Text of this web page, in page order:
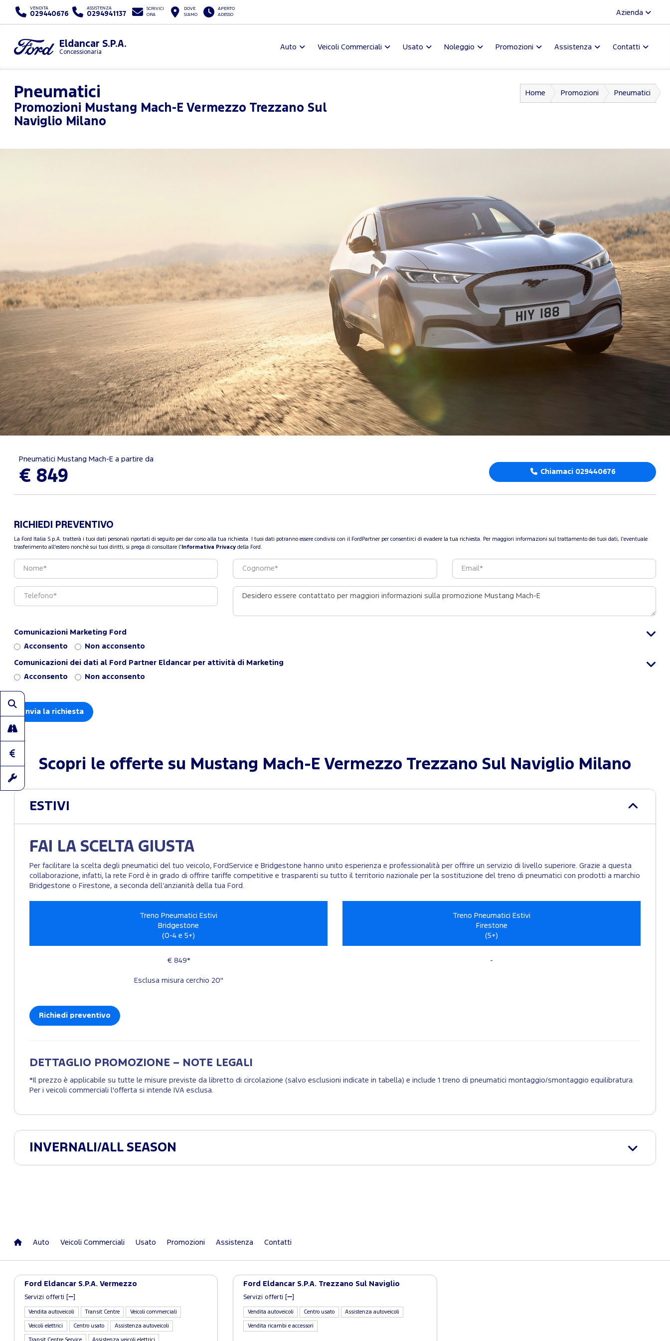
VENDITA
029440676
ASSISTENZA
0294941137
SCRIVICI
ORA
DOVE
SIAMO
APERTO
ADESSO
Azienda
Eldancar S.P.A.
Concessionaria
Auto Veicoli Commerciali Usato Noleggio Promozioni Assistenza Contatti
Pneumatici
Promozioni Mustang Mach-E Vermezzo Trezzano Sul
Naviglio Milano
Home Promozioni Pneumatici
Pneumatici Mustang Mach-E a partire da
€ 849 Chiamaci 029440676
RICHIEDI PREVENTIVO
La Ford Italia S.p.A. tratterà i tuoi dati personali riportati di seguito per dar corso alla tua richiesta. I tuoi dati potranno essere condivisi con il FordPartner per consentirci di evadere la tua richiesta. Per maggiori informazioni sul trattamento dei tuoi dati, l'eventuale
trasferimento all'estero nonchè sui tuoi diritti, si prega di consultare l' Informativa Privacy della Ford.
Comunicazioni Marketing Ford
Acconsento Non acconsento
Comunicazioni dei dati al Ford Partner Eldancar per attività di Marketing
Acconsento Non acconsento
Scopri le offerte su Mustang Mach-E Vermezzo Trezzano Sul Naviglio Milano
ESTIVI
FAI LA SCELTA GIUSTA
Per facilitare la scelta degli pneumatici del tuo veicolo, FordService e Bridgestone hanno unito esperienza e professionalità per offrire un servizio di livello superiore. Grazie a questa
collaborazione, infatti, la rete Ford è in grado di offrire tariffe competitive e trasparenti su tutto il territorio nazionale per la sostituzione del treno di pneumatici con prodotti a marchio
Bridgestone o Firestone, a seconda dell’anzianità della tua Ford.
Treno Pneumatici Estivi
Bridgestone
(0-4 e 5+)
€ 849*
Esclusa misura cerchio 20"
Treno Pneumatici Estivi
Firestone
(5+)
-
Richiedi preventivo
DETTAGLIO PROMOZIONE – NOTE LEGALI
*Il prezzo è applicabile su tutte le misure previste da libretto di circolazione (salvo esclusioni indicate in tabella) e include 1 treno di pneumatici montaggio/smontaggio equilibratura.
Per i veicoli commerciali l'offerta si intende IVA esclusa.
INVERNALI/ALL SEASON
Auto Veicoli Commerciali Usato Promozioni Assistenza Contatti
Ford Eldancar S.P.A. Vermezzo
Servizi offerti [
Vendita autoveicoli Transit Centre Veicoli commerciali
Veicoli elettrici Centro usato Assistenza autoveicoli
Transit Centre Service Assistenza veicoli elettrici
Ford Eldancar S.P.A. Trezzano Sul Naviglio
Servizi offerti [
Vendita autoveicoli Centro usato Assistenza autoveicoli
Vendita ricambi e accessori